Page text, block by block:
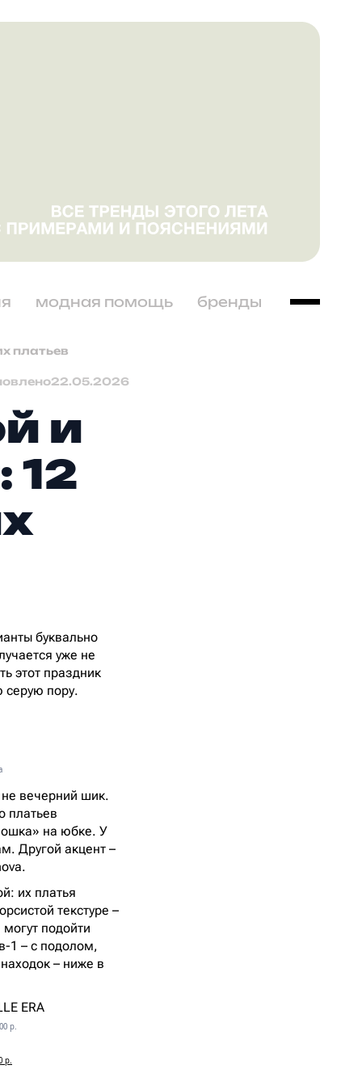
модная помощь бренды
платьев
22.05.2026
и
12
буквально
уже не
этот праздник
серую пору.
не вечерний шик.
платьев
на юбке. У
Другой акцент –
их платья
текстуре –
подойти
1 – с подолом,
– ниже в
р.
р.